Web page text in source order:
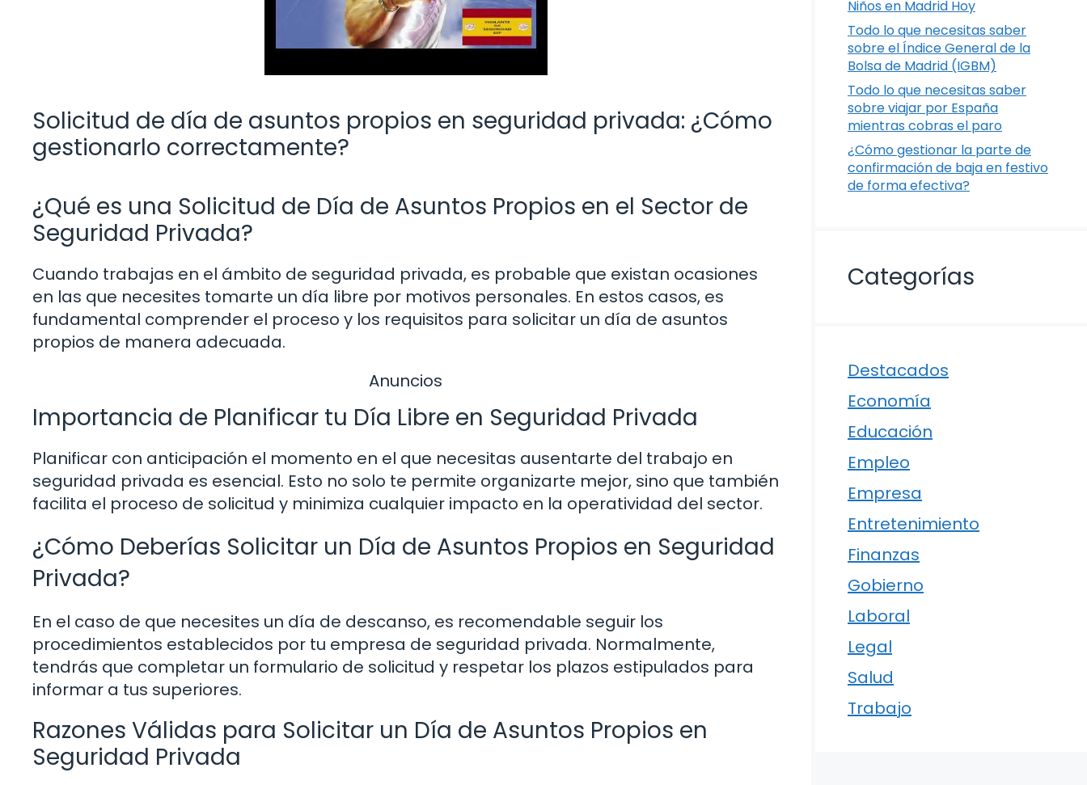
Solicitud de día de asuntos propios en seguridad privada: ¿Cómo
gestionarlo correctamente?
¿Qué es una Solicitud de Día de Asuntos Propios en el Sector de
Seguridad Privada?
Cuando trabajas en el ámbito de seguridad privada, es probable que existan ocasiones
en las que necesites tomarte un día libre por motivos personales. En estos casos, es
fundamental comprender el proceso y los requisitos para solicitar un día de asuntos
propios de manera adecuada.
Anuncios
Importancia de Planificar tu Día Libre en Seguridad Privada
Planificar con anticipación el momento en el que necesitas ausentarte del trabajo en
seguridad privada es esencial. Esto no solo te permite organizarte mejor, sino que también
facilita el proceso de solicitud y minimiza cualquier impacto en la operatividad del sector.
¿Cómo Deberías Solicitar un Día de Asuntos Propios en Seguridad
Privada?
En el caso de que necesites un día de descanso, es recomendable seguir los
procedimientos establecidos por tu empresa de seguridad privada. Normalmente,
tendrás que completar un formulario de solicitud y respetar los plazos estipulados para
informar a tus superiores.
Razones Válidas para Solicitar un Día de Asuntos Propios en
Seguridad Privada
Niños en Madrid Hoy
Todo lo que necesitas saber
sobre el Índice General de la
Bolsa de Madrid (IGBM)
Todo lo que necesitas saber
sobre viajar por España
mientras cobras el paro
¿Cómo gestionar la parte de
confirmación de baja en festivo
de forma efectiva?
Categorías
Destacados
Economía
Educación
Empleo
Empresa
Entretenimiento
Finanzas
Gobierno
Laboral
Legal
Salud
Trabajo